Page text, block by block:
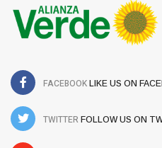
FACEBOOK LIKE US ON
TWITTER FOLLOW US ON